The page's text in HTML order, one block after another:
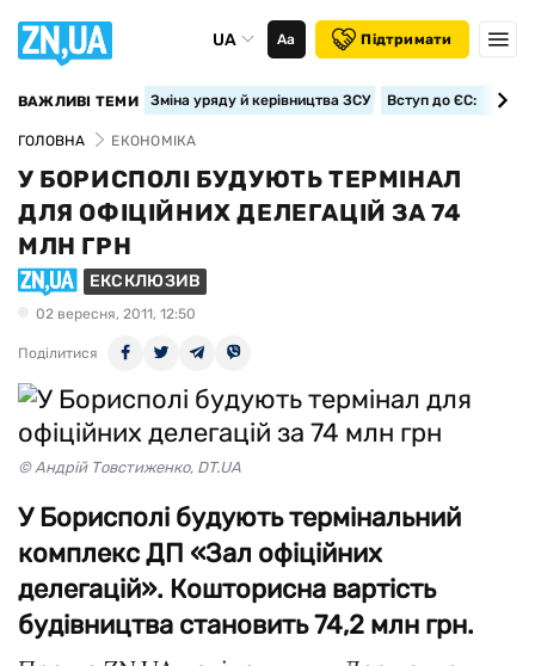
UA Аа Підтримати
ВАЖЛИВІ ТЕМИ Зміна уряду й керівництва ЗСУ Вступ до ЄС:
ГОЛОВНА ЕКОНОМІКА
У БОРИСПОЛІ БУДУЮТЬ ТЕРМІНАЛ
ДЛЯ ОФІЦІЙНИХ ДЕЛЕГАЦІЙ ЗА 74
МЛН ГРН
ЕКСКЛЮЗИВ
02 вересня, 2011, 12:50
Поділитися
© Андрій Товстиженко, DT.UA
У Борисполі будують термінальний
комплекс ДП «Зал офіційних
делегацій». Кошторисна вартість
будівництва становить 74,2 млн грн.